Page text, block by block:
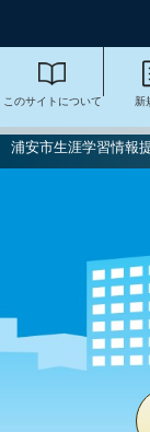
このサイトについて 新
浦安市生涯学習情報